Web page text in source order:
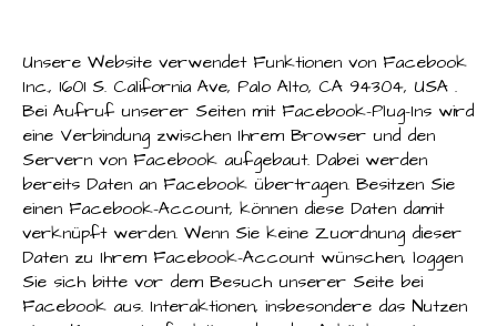
Unsere Website verwendet Funktionen von Facebook
Inc., 1601 S. California Ave, Palo Alto, CA 94304, USA .
Bei Aufruf unserer Seiten mit Facebook-Plug-Ins wird
eine Verbindung zwischen Ihrem Browser und den
Servern von Facebook aufgebaut. Dabei werden
bereits Daten an Facebook übertragen. Besitzen Sie
einen Facebook-Account, können diese Daten damit
verknüpft werden. Wenn Sie keine Zuordnung dieser
Daten zu Ihrem Facebook-Account wünschen, loggen
Sie sich bitte vor dem Besuch unserer Seite bei
Facebook aus. Interaktionen, insbesondere das Nutzen